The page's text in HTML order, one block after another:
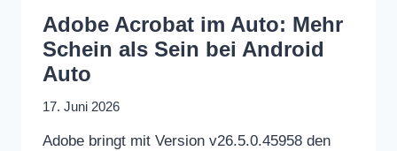
Adobe Acrobat im Auto: Mehr
Schein als Sein bei Android
Auto
17. Juni 2026
Adobe bringt mit Version v26.5.0.45958 den